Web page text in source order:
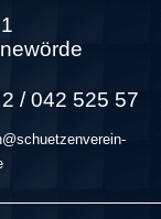
/ 042 525 57